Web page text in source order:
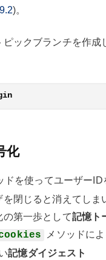
)。
ックブランチを作成
化
ドを使ってユーザーID
閉じると消えてしま
第一歩として記憶ト
メソッドに
記憶ダイジェスト